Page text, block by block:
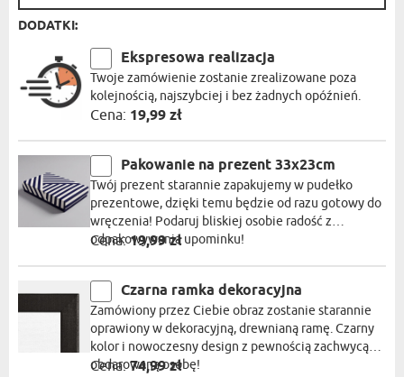
DODATKI:
Ekspresowa realizacja
Twoje zamówienie zostanie zrealizowane poza
kolejnością, najszybciej i bez żadnych opóźnień.
Cena: 19,99 zł
Pakowanie na prezent 33x23cm
Twój prezent starannie zapakujemy w pudełko
prezentowe, dzięki temu będzie od razu gotowy do
wręczenia! Podaruj bliskiej osobie radość z
odpakowywania upominku!
Cena:19,99 zł
Czarna ramka dekoracyjna
Zamówiony przez Ciebie obraz zostanie starannie
oprawiony w dekoracyjną, drewnianą ramę. Czarny
kolor i nowoczesny design z pewnością zachwycą
obdarowaną osobę!
Cena:74,99 zł